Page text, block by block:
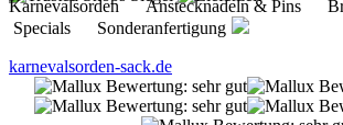
Karnevalsorden Anstecknadeln & Pins
Specials Sonderanfertigung
karnevalsorden-sack.de